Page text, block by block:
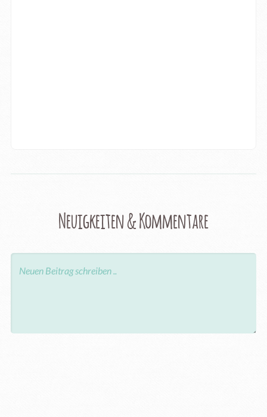
Neuigkeiten & Kommentare